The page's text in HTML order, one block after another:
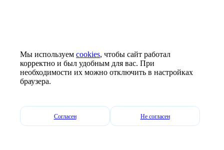
Мы используем cookies, чтобы сайт работал
корректно и был удобным для вас. При
необходимости их можно отключить в настройках
браузера.
Согласен Не согласен